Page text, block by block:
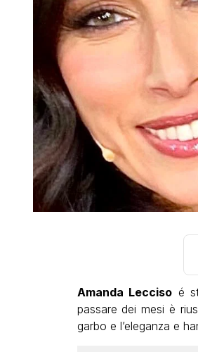
Amanda Lecciso é
passare dei mesi è
garbo e l’eleganza e